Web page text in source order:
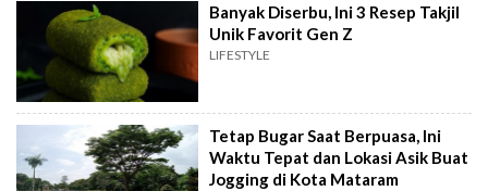
Banyak Diserbu, Ini 3 Resep Takjil
Unik Favorit Gen Z
LIFESTYLE
Tetap Bugar Saat Berpuasa, Ini
Waktu Tepat dan Lokasi Asik Buat
Jogging di Kota Mataram